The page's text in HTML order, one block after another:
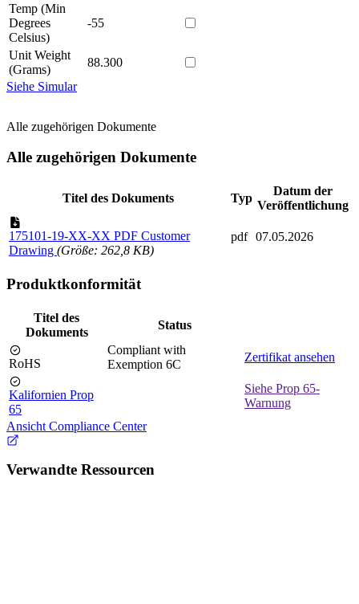
Temp (Min
Degrees
Celsius)
-55
Unit Weight
(Grams)
88.300
Siehe Simular
Alle zugehörigen Dokumente
Alle zugehörigen Dokumente
Titel des Dokuments Typ
Datum der
Veröffentlichung
175101-19-XX-XX PDF Customer
Drawing (Größe: 262,8 KB)
pdf 07.05.2026
Produktkonformität
Titel des
Dokuments
Status
RoHS
Compliant with
Exemption 6C
Zertifikat ansehen
Kalifornien Prop
65
Siehe Prop 65-
Warnung
Ansicht Compliance Center
Verwandte Ressourcen